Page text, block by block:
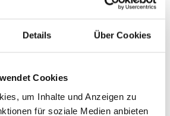
Details Über Cookies
Cookies
um Inhalte und Anzeigen zu
für soziale Medien anbieten
.../aktie.htm
DURCH DIE DSW